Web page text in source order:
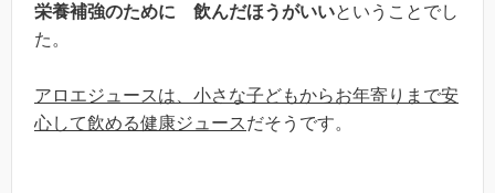
栄養補強のために 飲んだほうがいいということでし
た。
アロエジュースは、小さな子どもからお年寄りまで安
心して飲める健康ジュースだそうです。